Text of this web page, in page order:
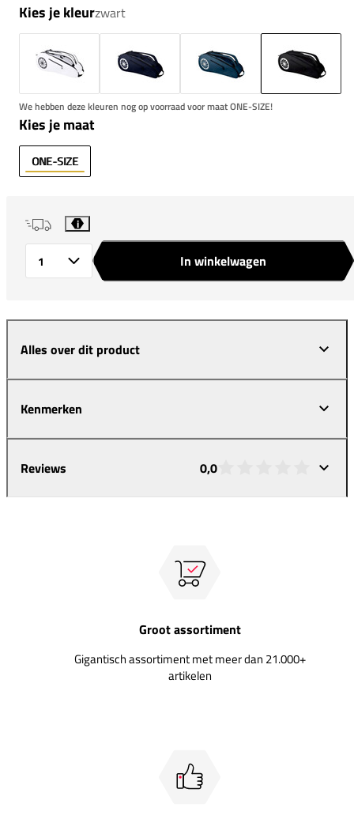
Kies je kleurzwart
We hebben deze kleuren nog op voorraad voor maat ONE-SIZE!
Kies je maat
ONE-SIZE
i
In winkelwagen
Alles over dit product
Kenmerken
Reviews 0,0
Groot assortiment
Gigantisch assortiment met meer dan 21.000+
artikelen